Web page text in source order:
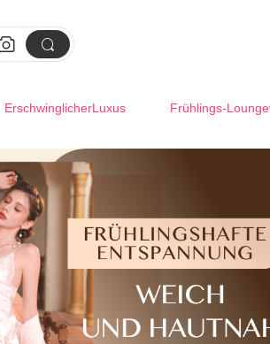

ErschwinglicherLuxus Frühlings-